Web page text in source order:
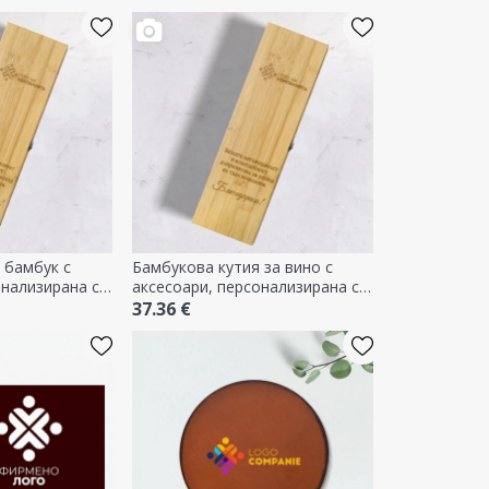
с
с
Бамбукова кутия за вино с
аксесоари, персонализирана с
лого и текст - Благодаря!
37.36 €